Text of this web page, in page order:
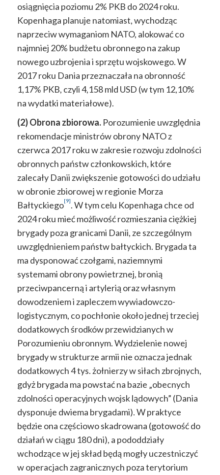
osiągnięcia poziomu 2% PKB do 2024 roku.
Kopenhaga planuje natomiast, wychodząc
naprzeciw wymaganiom NATO, alokować co
najmniej 20% budżetu obronnego na zakup
nowego uzbrojenia i sprzętu wojskowego. W
2017 roku Dania przeznaczała na obronność
1,17% PKB, czyli 4,158 mld USD (w tym 12,10%
na wydatki materiałowe).
(2) Obrona zbiorowa. Porozumienie uwzględnia
rekomendacje ministrów obrony NATO z
czerwca 2017 roku w zakresie rozwoju zdolności
obronnych państw członkowskich, które
zalecały Danii zwiększenie gotowości do udziału
w obronie zbiorowej w regionie Morza
Bałtyckiego[9]. W tym celu Kopenhaga chce od
2024 roku mieć możliwość rozmieszania ciężkiej
brygady poza granicami Danii, ze szczególnym
uwzględnieniem państw bałtyckich. Brygada ta
ma dysponować czołgami, naziemnymi
systemami obrony powietrznej, bronią
przeciwpancerną i artylerią oraz własnym
dowodzeniem i zapleczem wywiadowczo-
logistycznym, co pochłonie około jednej trzeciej
dodatkowych środków przewidzianych w
Porozumieniu obronnym. Wydzielenie nowej
brygady w strukturze armii nie oznacza jednak
dodatkowych 4 tys. żołnierzy w siłach zbrojnych,
gdyż brygada ma powstać na bazie „obecnych
zdolności operacyjnych wojsk lądowych” (Dania
dysponuje dwiema brygadami). W praktyce
będzie ona częściowo skadrowana (gotowość do
działań w ciągu 180 dni), a pododdziały
wchodzące w jej skład będą mogły uczestniczyć
w operacjach zagranicznych poza terytorium